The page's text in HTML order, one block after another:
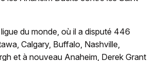
du monde, où il a disputé 446
Calgary, Buffalo, Nashville,
et à nouveau Anaheim, Derek Grant